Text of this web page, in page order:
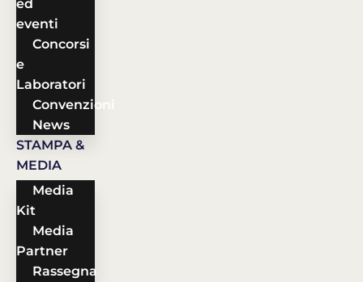
ed
eventi
Concorsi
e
Laboratori
Convenzioni
News
STAMPA &
MEDIA
Media
Kit
Media
Partner
Rassegna